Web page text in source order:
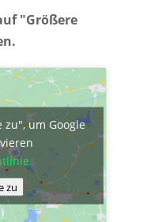
"Größere
um Google
zu